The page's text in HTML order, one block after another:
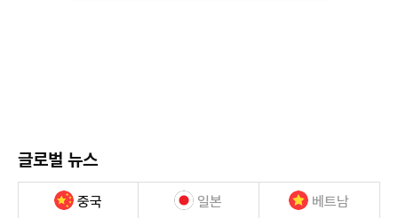
글로벌 뉴스
중국 일본 베트남